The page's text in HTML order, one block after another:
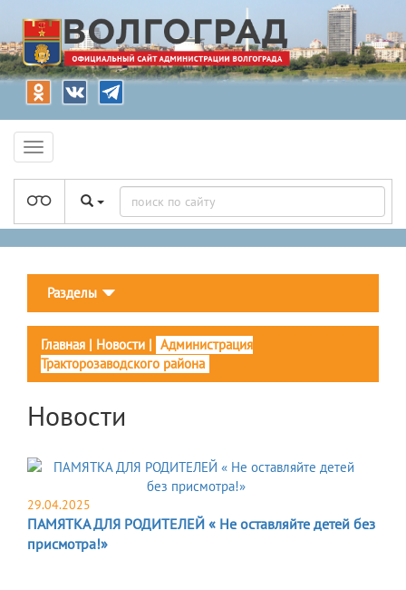
Разделы
Главная | Новости | Администрация
Тракторозаводского района
Новости
29.04.2025
ПАМЯТКА ДЛЯ РОДИТЕЛЕЙ « Не оставляйте детей без
присмотра!»